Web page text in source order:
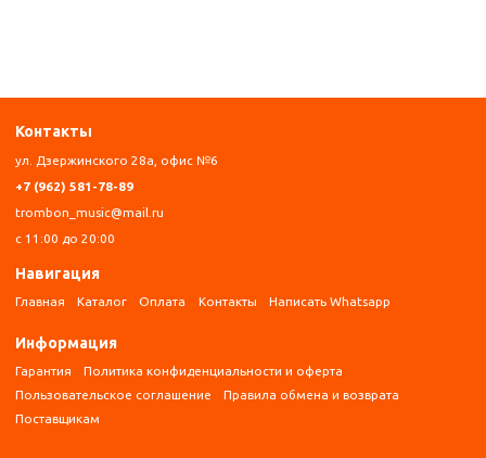
Навигация
Главная Каталог Оплата Контакты Написать Whatsapp
Информация
Гарантия
Политика конфиденциальности и оферта
Пользовательское соглашение
Правила обмена и возврата
Поставщикам
Контакты
ул. Дзержинского 28а, офис №6
+7 (962) 581-78-89
trombon_music@mail.ru
с 11:00 до 20:00